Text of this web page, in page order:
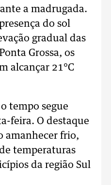
a madrugada.
do sol
gradual das
Grossa, os
alcançar 21°C
tempo segue
feira. O destaque
amanhecer frio,
temperaturas
da região Sul